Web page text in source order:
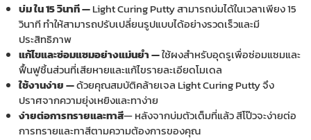
บ่ม ใน 15 วินาที —Light Curing Putty สามารถบ่มได้ในเวลาเพียง 15
วินาที ทำให้สามารถปรับเปลี่ยนรูปแบบได้อย่างรวดเร็วและมี
ประสิทธิภาพ
แก้ไขและซ่อมแซมอย่างแม่นยำ —ใช้ผงสำหรับอุดรูเพื่อซ่อมแซมและ
ฟื้นฟูชิ้นส่วนที่เสียหายและแก้ไขรายละเอียดโมเดล
ใช้งานง่าย —ด้วยคุณสมบัติคล้ายเจล Light Curing Putty จึง
ปราศจากความยุ่งเหยิงและทาง่าย
ง่ายต่อการทรายและทาสี— หลังจากบ่มตัวเต็มที่แล้ว สีโป๊วจะง่ายต่อ
การทรายและทาสีตามความต้องการของคุณ